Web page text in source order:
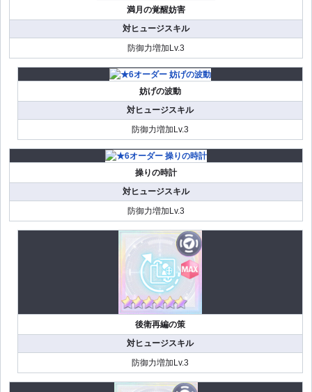
満月の覚醒妨害
対ヒュージスキル
防御力増加Lv.3
妨げの波動
対ヒュージスキル
防御力増加Lv.3
操りの時計
対ヒュージスキル
防御力増加Lv.3
後衛再編の策
対ヒュージスキル
防御力増加Lv.3